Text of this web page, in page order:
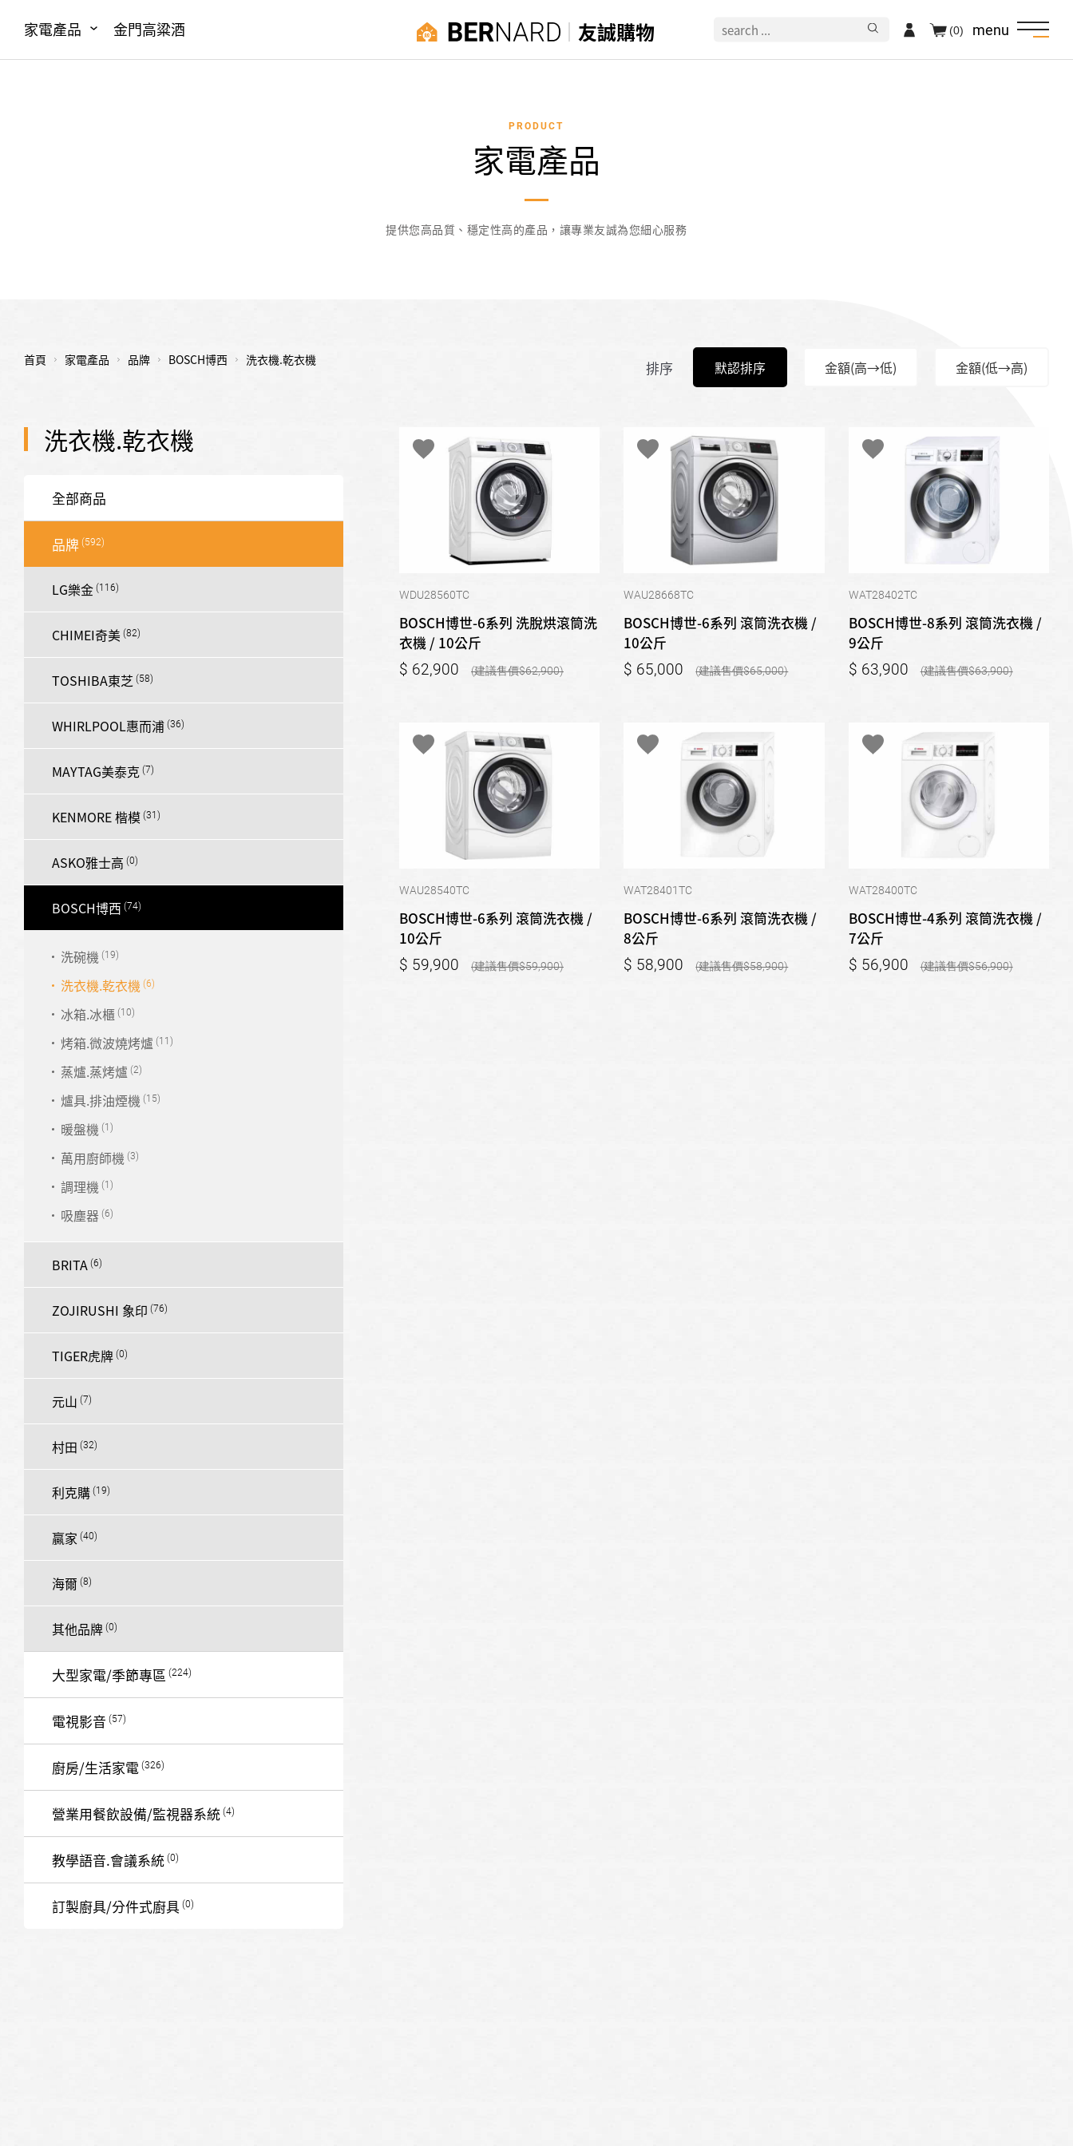
家電產品 金門高粱酒 友誠購物 menu
(0)
PRODUCT
家電產品
提供您高品質、穩定性高的產品，讓專業友誠為您細心服務
首頁 家電產品 品牌 BOSCH博西 洗衣機.乾衣機
洗衣機.乾衣機
全部商品
品牌
LG樂金
CHIMEI奇美
TOSHIBA東芝
WHIRLPOOL惠而浦
MAYTAG美泰克
KENMORE 楷模
ASKO雅士高
BOSCH博西
洗碗機
洗衣機.乾衣機
冰箱.冰櫃
烤箱.微波燒烤爐
蒸爐.蒸烤爐
爐具.排油煙機
暖盤機
萬用廚師機
調理機
吸塵器
BRITA
ZOJIRUSHI 象印
TIGER虎牌
元山
村田
利克購
贏家
海爾
其他品牌
大型家電/季節專區
電視影音
廚房/生活家電
營業用餐飲設備/監視器系統
教學語音.會議系統
訂製廚具/分件式廚具
排序 默認排序 金額(高→低) 金額(低→高)
WDU28560TC
BOSCH博世-6系列 洗脫烘滾筒洗
衣機 / 10公斤
62,900 62,900
WAU28668TC
BOSCH博世-6系列 滾筒洗衣機 /
10公斤
65,000 65,000
WAT28402TC
BOSCH博世-8系列 滾筒洗衣機 /
9公斤
63,900 63,900
WAU28540TC
BOSCH博世-6系列 滾筒洗衣機 /
10公斤
59,900 59,900
WAT28401TC
BOSCH博世-6系列 滾筒洗衣機 /
8公斤
58,900 58,900
WAT28400TC
BOSCH博世-4系列 滾筒洗衣機 /
7公斤
56,900 56,900